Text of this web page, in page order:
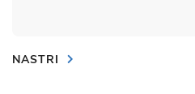
NASTRI